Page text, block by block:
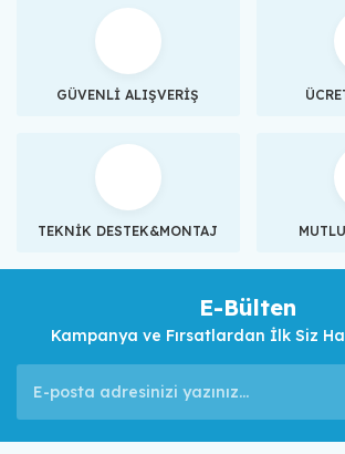
GÜVENLİ ALIŞVERİŞ
TEKNİK DESTEK&MONTAJ
E-Bülten
Kampanya ve Fırsatlardan İlk Siz